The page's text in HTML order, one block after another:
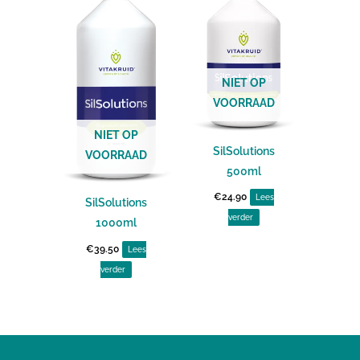
NIET OP
VOORRAAD
SilSolutions
1000ml
€39.50 Lees
verder
NIET OP
VOORRAAD
SilSolutions
500ml
€24.90 Lees
verder